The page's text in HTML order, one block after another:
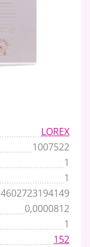
LOREX
1007522
1
1
4602723194149
0,0000812
1
152